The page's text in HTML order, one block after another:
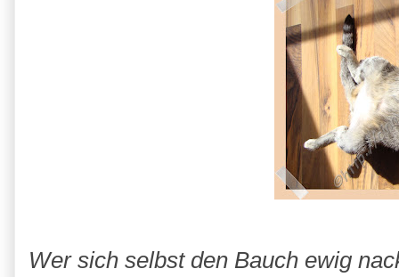
Wer sich selbst den Bauch ewig